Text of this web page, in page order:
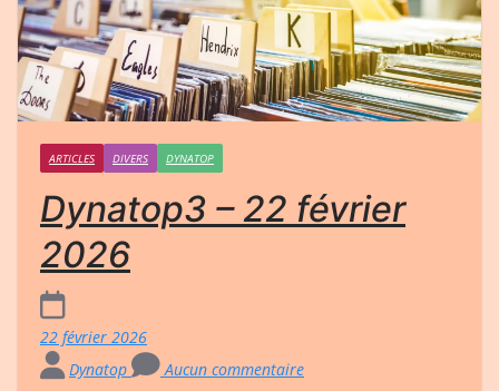
ARTICLES DIVERS DYNATOP
Dynatop3 – 22 février
2026
22 février 2026
Dynatop
Aucun commentaire